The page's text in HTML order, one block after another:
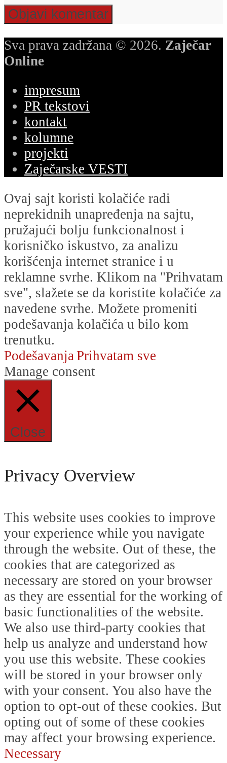
Sva prava zadržana © 2026. Zaječar
Online
impresum
PR tekstovi
kontakt
kolumne
projekti
Zaječarske VESTI
Ovaj sajt koristi kolačiće radi
neprekidnih unapređenja na sajtu,
pružajući bolju funkcionalnost i
korisničko iskustvo, za analizu
korišćenja internet stranice i u
reklamne svrhe. Klikom na "Prihvatam
sve", slažete se da koristite kolačiće za
navedene svrhe. Možete promeniti
podešavanja kolačića u bilo kom
trenutku.
PodešavanjaPrihvatam sve
Manage consent
Close
Privacy Overview
This website uses cookies to improve
your experience while you navigate
through the website. Out of these, the
cookies that are categorized as
necessary are stored on your browser
as they are essential for the working of
basic functionalities of the website.
We also use third-party cookies that
help us analyze and understand how
you use this website. These cookies
will be stored in your browser only
with your consent. You also have the
option to opt-out of these cookies. But
opting out of some of these cookies
may affect your browsing experience.
Necessary